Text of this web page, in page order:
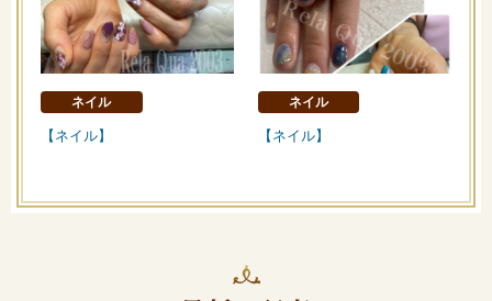
ネイル
【ネイル】
ネイル
【ネイル】